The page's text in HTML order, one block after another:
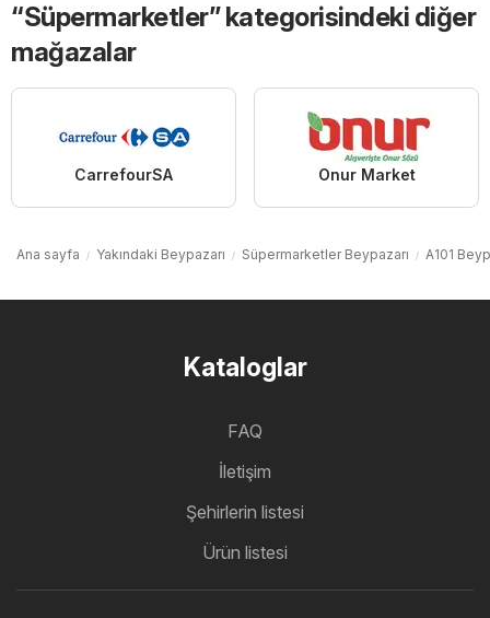
“Süpermarketler” kategorisindeki diğer
mağazalar
CarrefourSA Onur Market
Ana sayfa Yakındaki Beypazarı Süpermarketler Beypazarı A101
Kataloglar
FAQ
İletişim
Şehirlerin listesi
Ürün listesi